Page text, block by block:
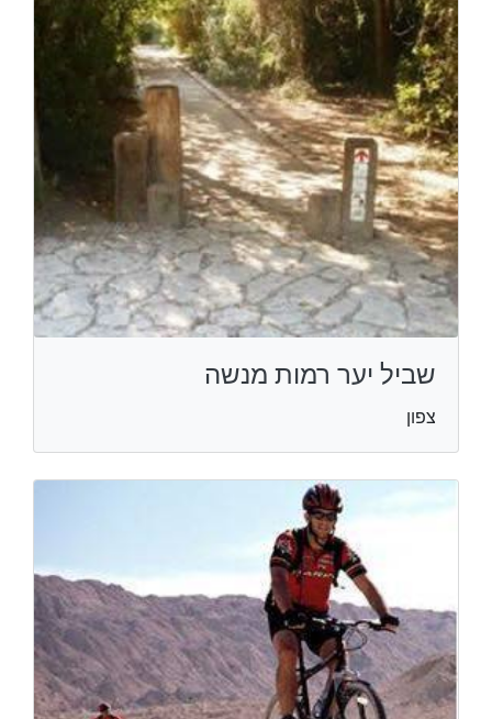
שביל יער רמות מנשה
צפון